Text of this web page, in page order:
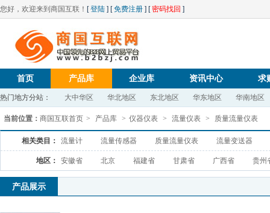
您好，欢迎来到商国互联！ [登陆 ] [免费注册 ] [密码找回 ]
首页 产品库 企业库 资讯中心 求
热门地方分站： 大中华区 华北地区 东北地区 华东地区 华南地区
当前位置： 商国互联首页 > 产品库 > 仪器仪表 > 流量仪表 > 质量流量仪表
相关类目： 流量计 流量传感器 质量流量仪表 流量变送器
地区： 安徽省 北京 福建省 甘肃省 广西省 贵州
产品展示